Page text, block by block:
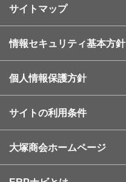
サイトマップ
情報セキュリティ基本方針
個人情報保護方針
サイトの利用条件
大塚商会ホームページ